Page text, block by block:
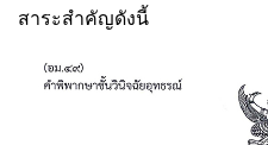
สาระสำคัญดังนี้